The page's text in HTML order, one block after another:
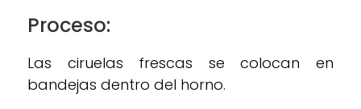
Proceso:
Las ciruelas frescas se colocan en
bandejas dentro del horno.